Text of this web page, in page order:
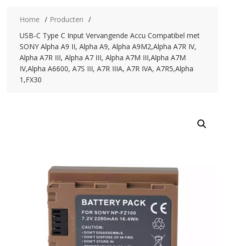
Home
Producten
USB-C Type C Input Vervangende Accu Compatibel met
SONY Alpha A9 II, Alpha A9, Alpha A9M2,Alpha A7R IV,
Alpha A7R III, Alpha A7 III, Alpha A7M III,Alpha A7M
IV,Alpha A6600, A7S III, A7R IIIA, A7R IVA, A7R5,Alpha
1,FX30